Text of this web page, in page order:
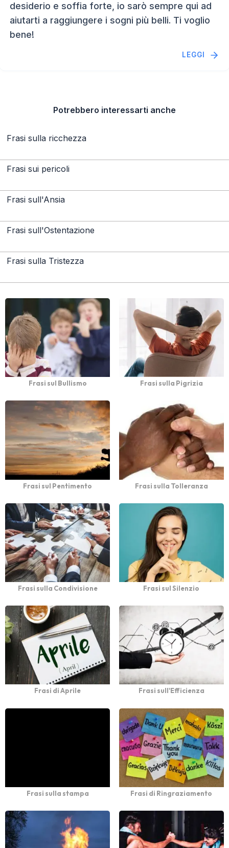
desiderio e soffia forte, io sarò sempre qui ad
aiutarti a raggiungere i sogni più belli. Ti voglio
bene!
LEGGI
Potrebbero interessarti anche
Frasi sulla ricchezza
Frasi sui pericoli
Frasi sull'Ansia
Frasi sull'Ostentazione
Frasi sulla Tristezza
Frasi sul Bullismo Frasi sulla Pigrizia
Frasi sul Pentimento Frasi sulla Tolleranza
Frasi sulla Condivisione Frasi sul Silenzio
Frasi di Aprile Frasi sull'Efficienza
Frasi sulla stampa Frasi di Ringraziamento